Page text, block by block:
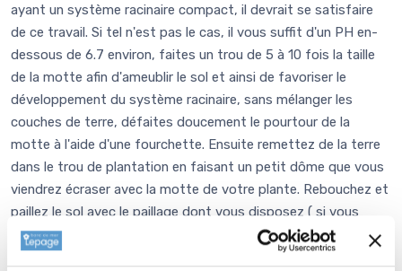
ayant un système racinaire compact, il devrait se satisfaire
de ce travail. Si tel n'est pas le cas, il vous suffit d'un PH en-
dessous de 6.7 environ, faites un trou de 5 à 10 fois la taille
de la motte afin d'ameublir le sol et ainsi de favoriser le
développement du système racinaire, sans mélanger les
couches de terre, défaites doucement le pourtour de la
motte à l'aide d'une fourchette. Ensuite remettez de la terre
dans le trou de plantation en faisant un petit dôme que vous
viendrez écraser avec la motte de votre plante. Rebouchez et
paillez le sol avec le paillage dont vous disposez ( si vous
n'aviez rien, mettez 10 cm de tonte de pelouse sans toucher
le collet de la plante). Arrosez si le temps en sec.